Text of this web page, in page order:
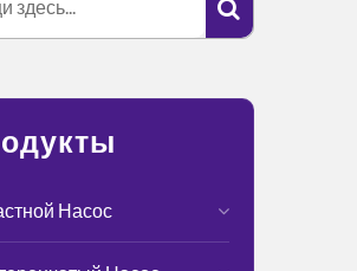
Насос